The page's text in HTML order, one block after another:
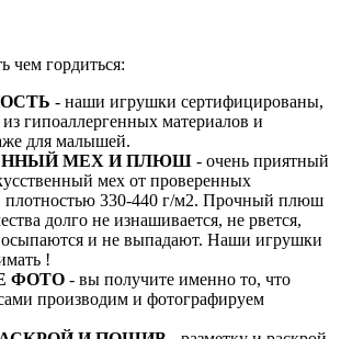
чем гордиться:
- наши игрушки сертифицированы,
гипоаллергенных материалов и
для малышей.
МЕХ И ПЛЮШ - очень приятный
мех от проверенных
плотностью 330-440 г/м2. Прочный плюш
долго не изнашивается, не рвется,
и не выпадают. Наши игрушки
!
ФОТО - вы получите именно то, что
производим и фотографируем